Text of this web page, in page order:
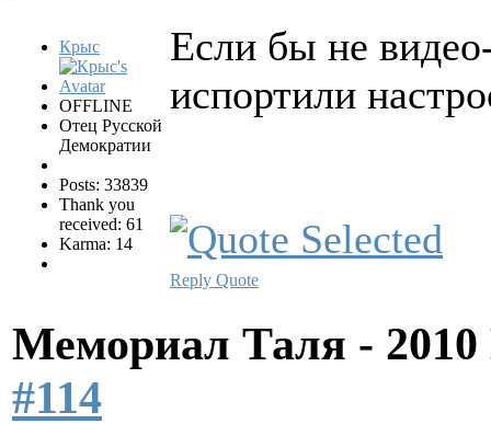
Крыс
OFFLINE
Отец Русской
Демократии
Posts: 33839
Thank you
received: 61
Karma: 14
Если бы не
испортили
Reply Quote
Мемориал Таля -
#114